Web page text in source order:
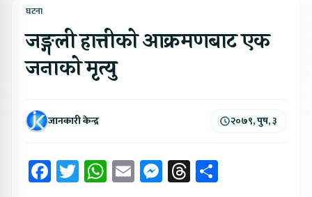
घटना
जङ्गली हात्तीको आक्रमणबाट एक
जनाको मृत्यु
जानकारी केन्द्र २०७९, पुष, ३
Facebook
Twitter
WhatsApp
EmailMessenger
Threads